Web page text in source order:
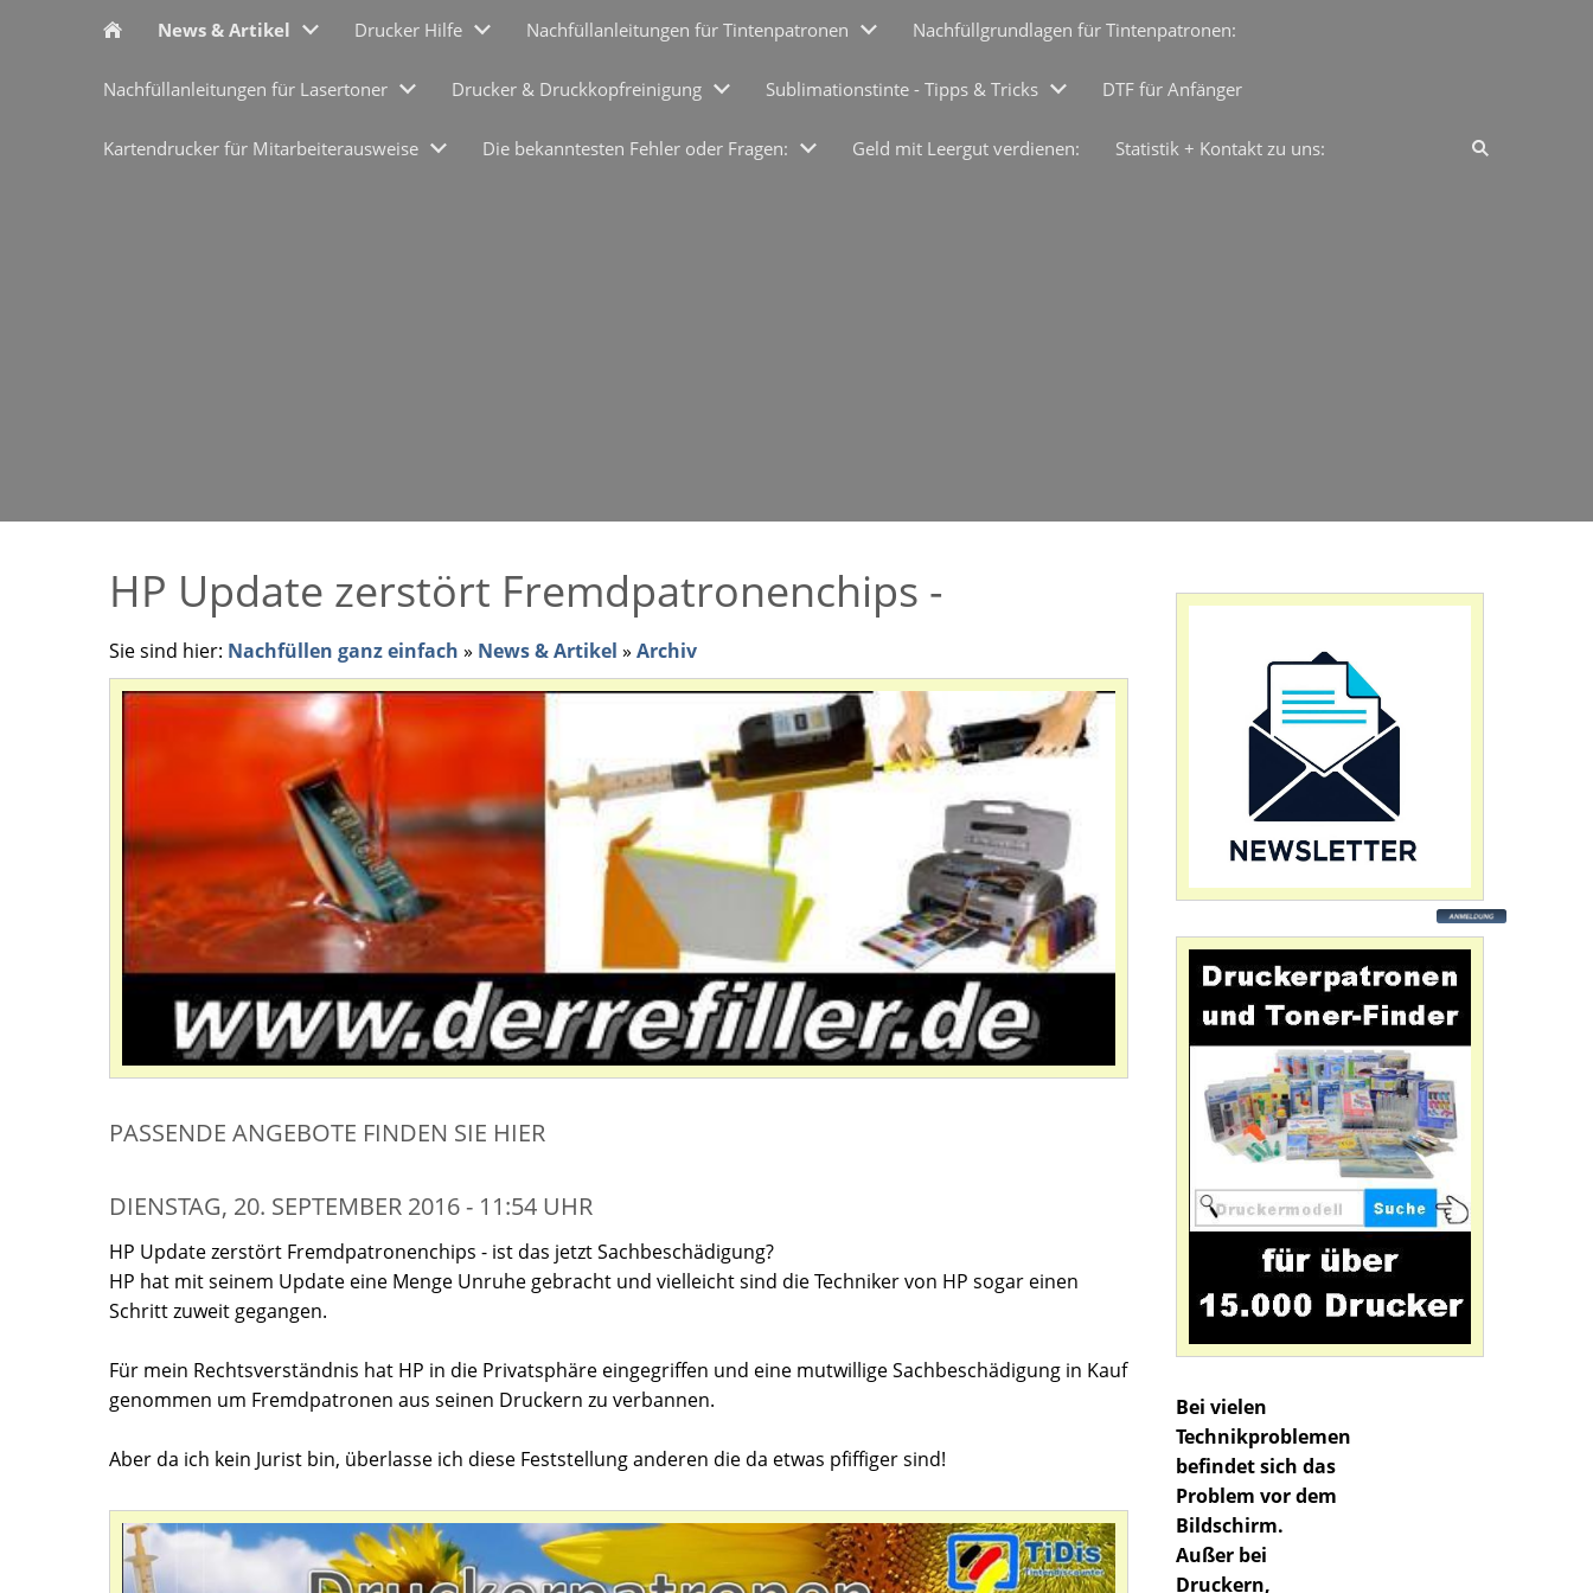
News & Artikel Drucker Hilfe Nachfüllanleitungen für Tintenpatronen Nachfüllgrundlagen für Tintenpatronen:
Nachfüllanleitungen für Lasertoner Drucker & Druckkopfreinigung Sublimationstinte - Tipps & Tricks DTF für Anfänger
Kartendrucker für Mitarbeiterausweise Die bekanntesten Fehler oder Fragen: Geld mit Leergut verdienen: Statistik + Kontakt zu uns:
HP Update zerstört Fremdpatronenchips -
Sie sind hier: Nachfüllen ganz einfach » News & Artikel » Archiv
PASSENDE ANGEBOTE FINDEN SIE HIER
DIENSTAG, 20. SEPTEMBER 2016 - 11:54 UHR
HP Update zerstört Fremdpatronenchips - ist das jetzt Sachbeschädigung?
HP hat mit seinem Update eine Menge Unruhe gebracht und vielleicht sind die Techniker von HP sogar einen
Schritt zuweit gegangen.
Für mein Rechtsverständnis hat HP in die Privatsphäre eingegriffen und eine mutwillige Sachbeschädigung in Kauf
genommen um Fremdpatronen aus seinen Druckern zu verbannen.
Aber da ich kein Jurist bin, überlasse ich diese Feststellung anderen die da etwas pfiffiger sind!
Bei vielen
Technikproblemen
befindet sich das
Problem vor dem
Bildschirm.
Außer bei
Druckern,